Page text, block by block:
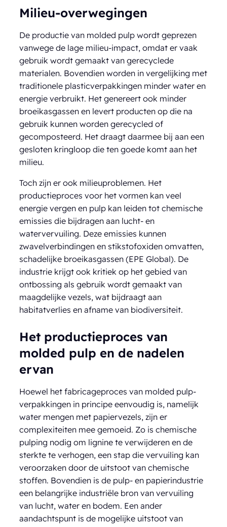
Milieu-overwegingen
De productie van molded pulp wordt geprezen
vanwege de lage milieu-impact, omdat er vaak
gebruik wordt gemaakt van gerecyclede
materialen. Bovendien worden in vergelijking met
traditionele plasticverpakkingen minder water en
energie verbruikt. Het genereert ook minder
broeikasgassen en levert producten op die na
gebruik kunnen worden gerecycled of
gecomposteerd. Het draagt daarmee bij aan een
gesloten kringloop die ten goede komt aan het
milieu.
Toch zijn er ook milieuproblemen. Het
productieproces voor het vormen kan veel
energie vergen en pulp kan leiden tot chemische
emissies die bijdragen aan lucht- en
watervervuiling. Deze emissies kunnen
zwavelverbindingen en stikstofoxiden omvatten,
schadelijke broeikasgassen (EPE Global). De
industrie krijgt ook kritiek op het gebied van
ontbossing als gebruik wordt gemaakt van
maagdelijke vezels, wat bijdraagt aan
habitatverlies en afname van biodiversiteit.
Het productieproces van
molded pulp en de nadelen
ervan
Hoewel het fabricageproces van molded pulp-
verpakkingen in principe eenvoudig is, namelijk
water mengen met papiervezels, zijn er
complexiteiten mee gemoeid. Zo is chemische
pulping nodig om lignine te verwijderen en de
sterkte te verhogen, een stap die vervuiling kan
veroorzaken door de uitstoot van chemische
stoffen. Bovendien is de pulp- en papierindustrie
een belangrijke industriële bron van vervuiling
van lucht, water en bodem. Een ander
aandachtspunt is de mogelijke uitstoot van